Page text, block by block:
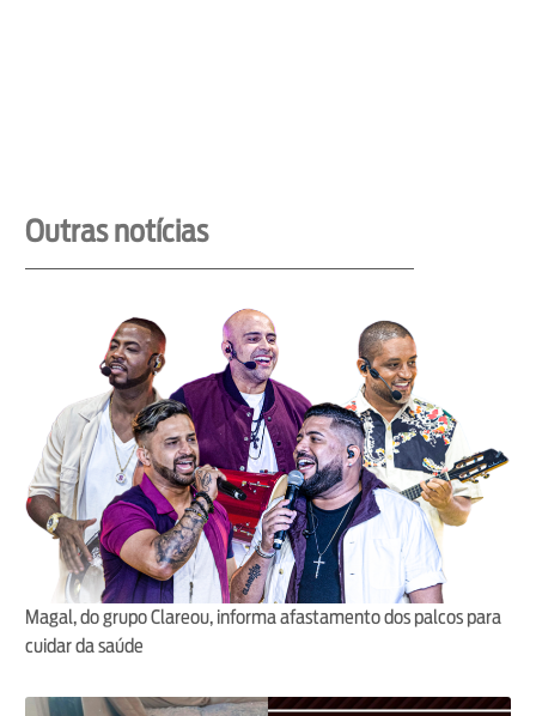
Outras notícias
Magal, do grupo Clareou, informa afastamento dos palcos para
cuidar da saúde